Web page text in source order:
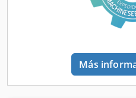
del artículo: Se vende un
WEILER E30x750, en
completamente funcional y
construcción de
y en la producción de series
Más